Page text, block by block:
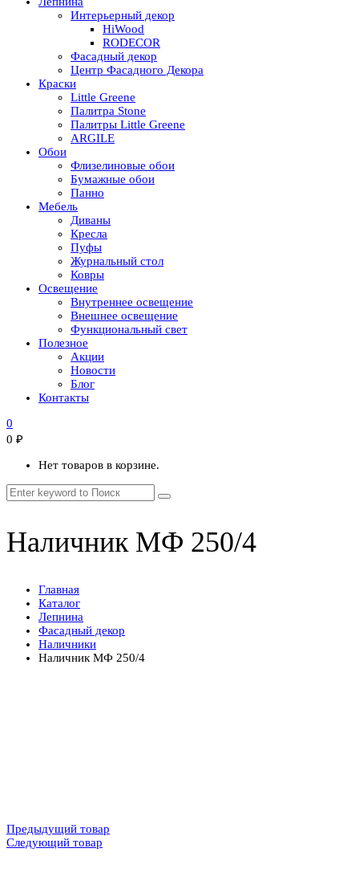
Интерьерный декор
HiWood
RODECOR
Фасадный декор
Центр Фасадного Декора
Краски
Little Greene
Палитра Stone
Палитры Little Greene
ARGILE
Обои
Флизелиновые обои
Бумажные обои
Панно
Мебель
Диваны
Кресла
Пуфы
Журнальный стол
Ковры
Освещение
Внутреннее освещение
Внешнее освещение
Функциональный свет
Полезное
Акции
Новости
Блог
Контакты
0
0 ₽
Нет товаров в корзине.
Наличник МФ 250/4
Главная
Каталог
Лепнина
Фасадный декор
Наличники
Наличник МФ 250/4
Предыдущий товар
Следующий товар